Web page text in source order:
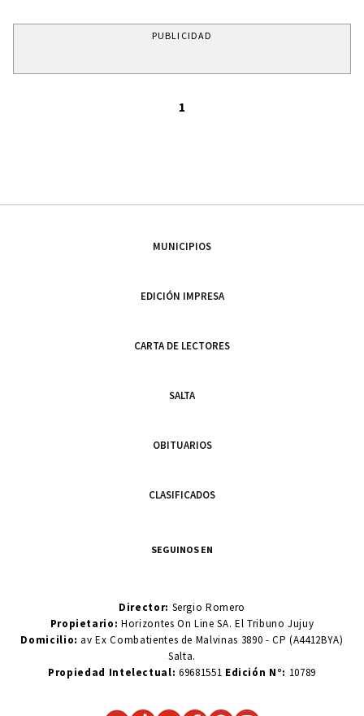
PUBLICIDAD
1
MUNICIPIOS
EDICIÓN IMPRESA
CARTA DE LECTORES
SALTA
OBITUARIOS
CLASIFICADOS
SEGUINOS EN
Director: Sergio Romero
Propietario:Horizontes On Line SA. El Tribuno Jujuy
Domicilio: av Ex Combatientes de Malvinas 3890 - CP (A4412BYA)
Salta.
Propiedad Intelectual: 69681551 Edición N°: 10789